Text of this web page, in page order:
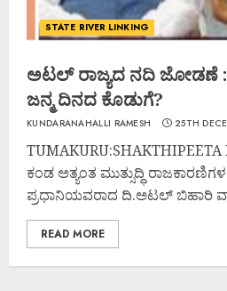
STATE RIVER LINKING
ಅಟಲ್ ರಾಜ್ಯದ ನದಿ ಜೋಡಣೆ
ಜನ್ಮ ದಿನದ ಕೊಡುಗೆ?
KUNDARANAHALLI RAMESH 25TH
ಕಂಡ ಅತ್ಯಂತ ಮುತ್ಸುದ್ಧಿ
ಪ್ರಧಾನಿಯವರಾದ ದಿ.ಅಟಲ್ ಬಿಹಾರಿ
READ MORE